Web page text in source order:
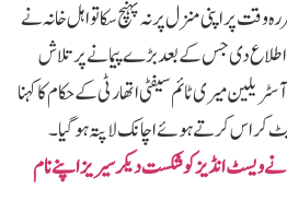
پر اپنی منزل پر نہ پہنچ سکا تو اہل خانہ نے
اطلاع دی جس کے بعد بڑے پیمانے پر تلاش
میری ٹائم سیفٹی اتھارٹی کے حکام کا کہنا
کراس کرتے ہوئے اچانک لاپتہ ہو گیا۔
ٹی 20:پاکستان نے ویسٹ انڈیز کو شکست دیکر سیریز اپنے نام